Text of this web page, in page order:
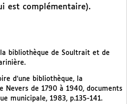
est complémentaire).
bibliothèque de Soultrait et de
d’une bibliothèque, la
Nevers de 1790 à 1940, documents
municipale, 1983, p.135-141.